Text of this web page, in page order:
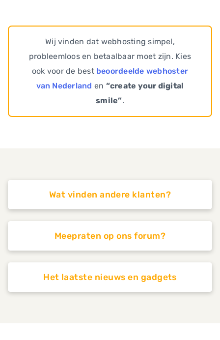
Wij vinden dat webhosting simpel,
probleemloos en betaalbaar moet zijn. Kies
ook voor de best beoordeelde webhoster
van Nederland en “create your digital
smile”.
Wat vinden andere klanten?
Meepraten op ons forum?
Het laatste nieuws en gadgets